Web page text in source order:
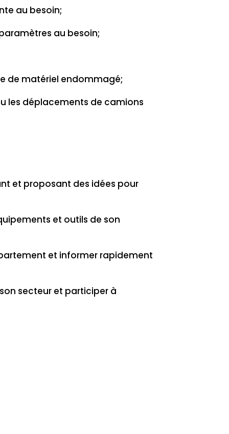
au besoin;
au besoin;
de matériel endommagé;
les déplacements de camions
et proposant des idées pour
et outils de son
et informer rapidement
secteur et participer à